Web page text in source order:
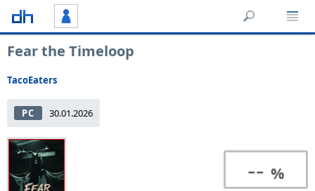
Fear the Timeloop
TacoEaters
PC 30.01.2026
--